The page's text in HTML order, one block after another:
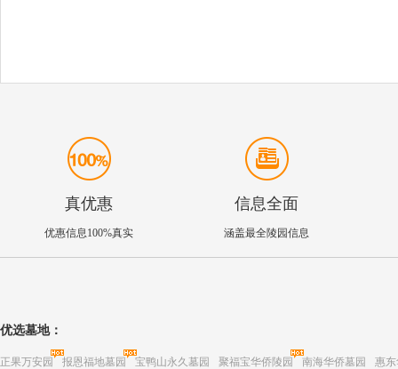
真优惠
优惠信息100%真实
信息全面
涵盖最全陵园信息
优选墓地：
正果万安园 报恩福地墓园 宝鸭山永久墓园 聚福宝华侨陵园 南海华侨墓园 惠